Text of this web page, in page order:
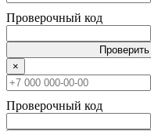
Проверочный код
Проверить
×
Проверочный код